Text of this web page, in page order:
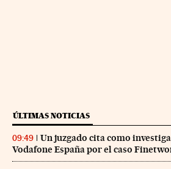
ÚLTIMAS NOTICIAS
09:49
Un juzgado cita como
Vodafone España por el caso